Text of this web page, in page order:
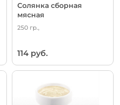
Солянка сборная
мясная
250 гр.,
114 руб.